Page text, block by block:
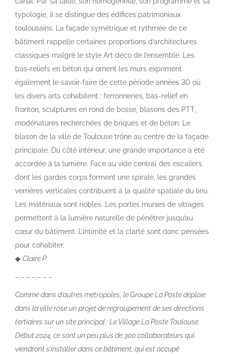
typologie, il se distingue des édifices patrimoniaux
toulousains. La façade symétrique et rythmée de ce
bâtiment rappelle certaines proportions d’architectures
classiques malgré le style Art déco de l’ensemble. Les
bas-reliefs en béton qui ornent les murs expriment
également le savoir-faire de cette période années 30 où
les divers arts cohabitent : ferronneries, bas-relief en
fronton, sculptures en rond de bosse, blasons des PTT,
modénatures recherchées de briques et de béton. Le
blason de la ville de Toulouse trône au centre de la façade
principale. Du côté intérieur, une grande importance a été
accordée à la lumière. Face au vide central des escaliers
dont les gardes corps forment une spirale, les grandes
verrières verticales contribuent à la qualité spatiale du lieu.
Les matériaux sont nobles. Les portes munies de vitrages
permettent à la lumière naturelle de pénétrer jusqu’au
cœur du bâtiment. L’intimité et la clarté sont donc pensées
pour cohabiter.
◆ Claire P.
– – – – – – –
Comme dans d’autres métropoles, le Groupe La Poste déploie
dans la ville rose un projet de regroupement de ses directions
tertiaires sur un site principal : Le Village La Poste Toulouse.
Début 2024, ce sont un peu plus de 300 collaborateurs qui
viendront s’installer dans ce bâtiment, qui est occupé